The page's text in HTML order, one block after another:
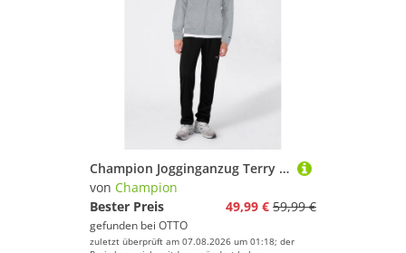
Champion Jogginganzug Terry Full Zip Sweatshirt (2-tlg), zweiteiliges Set, aus Baumwolle und Polyester, bequeme Passform
von Champion
Bester Preis
49,99 € 59,99 €
gefunden bei OTTO
zuletzt überprüft am 07.08.2026 um 01:18; der